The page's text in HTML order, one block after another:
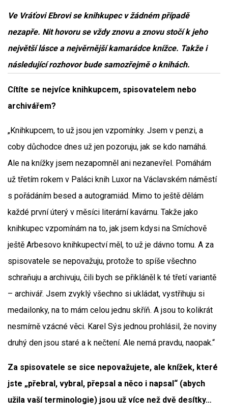
Ve Vráťovi Ebrovi se knihkupec v žádném případě
nezapře. Nit hovoru se vždy znovu a znovu stočí k jeho
největší lásce a nejvěrnější kamarádce knížce. Takže i
následující rozhovor bude samozřejmě o knihách.
Cítíte se nejvíce knihkupcem, spisovatelem nebo
archivářem?
„Knihkupcem, to už jsou jen vzpomínky. Jsem v penzi, a
coby důchodce dnes už jen pozoruju, jak se kdo namáhá.
Ale na knížky jsem nezapomněl ani nezanevřel. Pomáhám
už třetím rokem v Paláci knih Luxor na Václavském náměstí
s pořádáním besed a autogramiád. Mimo to ještě dělám
každé první úterý v měsíci literární kavárnu. Takže jako
knihkupec vzpomínám na to, jak jsem kdysi na Smíchově
ještě Arbesovo knihkupectví měl, to už je dávno tomu. A za
spisovatele se nepovažuju, protože to spíše všechno
schraňuju a archivuju, čili bych se přikláněl k té třetí variantě
– archivář. Jsem zvyklý všechno si ukládat, vystřihuju si
medailonky, na to mám celou jednu skříň. A jsou to kolikrát
nesmírně vzácné věci. Karel Sýs jednou prohlásil, že noviny
druhý den jsou staré a k nečtení. Ale nemá pravdu, naopak.“
Za spisovatele se sice nepovažujete, ale knížek, které
jste „přebral, vybral, přepsal a něco i napsal“ (abych
užila vaší terminologie) jsou už více než dvě desítky…